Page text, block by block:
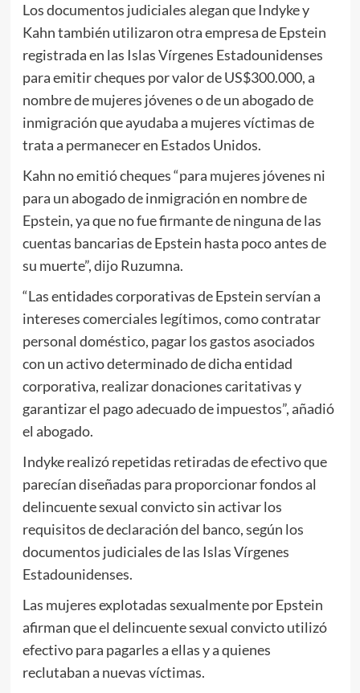
Los documentos judiciales alegan que Indyke y
Kahn también utilizaron otra empresa de Epstein
registrada en las Islas Vírgenes Estadounidenses
para emitir cheques por valor de US$300.000, a
nombre de mujeres jóvenes o de un abogado de
inmigración que ayudaba a mujeres víctimas de
trata a permanecer en Estados Unidos.
Kahn no emitió cheques “para mujeres jóvenes ni
para un abogado de inmigración en nombre de
Epstein, ya que no fue firmante de ninguna de las
cuentas bancarias de Epstein hasta poco antes de
su muerte”, dijo Ruzumna.
“Las entidades corporativas de Epstein servían a
intereses comerciales legítimos, como contratar
personal doméstico, pagar los gastos asociados
con un activo determinado de dicha entidad
corporativa, realizar donaciones caritativas y
garantizar el pago adecuado de impuestos”, añadió
el abogado.
Indyke realizó repetidas retiradas de efectivo que
parecían diseñadas para proporcionar fondos al
delincuente sexual convicto sin activar los
requisitos de declaración del banco, según los
documentos judiciales de las Islas Vírgenes
Estadounidenses.
Las mujeres explotadas sexualmente por Epstein
afirman que el delincuente sexual convicto utilizó
efectivo para pagarles a ellas y a quienes
reclutaban a nuevas víctimas.